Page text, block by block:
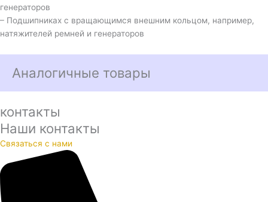
генераторов
– Подшипниках с вращающимся внешним кольцом, например,
натяжителей ремней и генераторов
Аналогичные товары
контакты
Наши контакты
Связаться с нами